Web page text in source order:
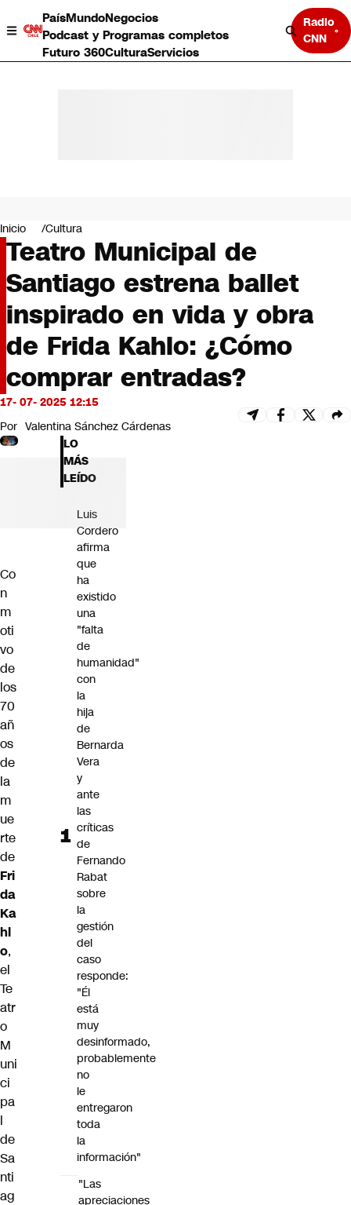
PaísMundoNegocios
Podcast y Programas completos
Futuro 360CulturaServicios
Radio
CNN
Negocios
Deportes
Programas completos
Cultura
Servicios
Bits
CNN Data
CNN tiempo
Opinión
Inicio Cultura
Teatro Municipal de
Santiago estrena ballet
inspirado en vida y obra
de Frida Kahlo: ¿Cómo
comprar entradas?
17- 07- 2025 12:15
Por Valentina Sánchez Cárdenas
Co
n
m
oti
vo
de
los
70
añ
os
de
la
m
ue
rte
de
Fri
da
Ka
hl
o,
el
Te
atr
o
M
uni
ci
pa
l
de
Sa
nti
ag
LO
MÁS
LEÍDO
Luis
Cordero
afirma
que
ha
existido
una
"falta
de
humanidad"
con
la
hija
de
Bernarda
Vera
y
ante
las
críticas
de
Fernando
Rabat
sobre
la
gestión
del
caso
responde:
"Él
está
muy
desinformado,
probablemente
no
le
entregaron
toda
la
información"
"Las
apreciaciones